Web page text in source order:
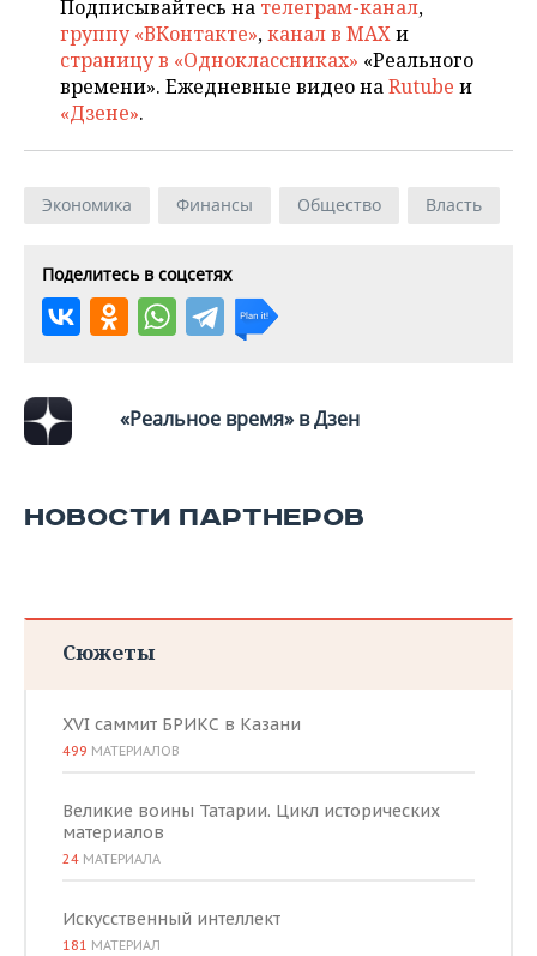
Подписывайтесь на телеграм-канал,
группу «ВКонтакте»,канал в MAXи
страницу в «Одноклассниках» «Реального
времени». Ежедневные видео наRutube и
«Дзене».
Экономика Финансы Общество Власть
Поделитесь в соцсетях
«Реальное время» в Дзен
НОВОСТИ ПАРТНЕРОВ
Сюжеты
XVI саммит БРИКС в Казани
499 МАТЕРИАЛОВ
Великие воины Татарии. Цикл исторических
материалов
24 МАТЕРИАЛА
Искусственный интеллект
181 МАТЕРИАЛ